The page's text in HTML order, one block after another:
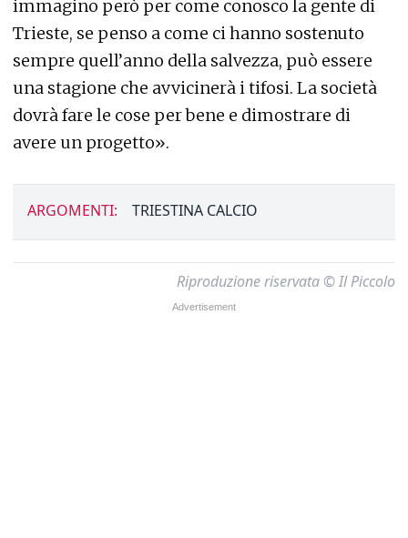
immagino però per come conosco la gente di
Trieste, se penso a come ci hanno sostenuto
sempre quell’anno della salvezza, può essere
una stagione che avvicinerà i tifosi. La società
dovrà fare le cose per bene e dimostrare di
avere un progetto».
ARGOMENTI: TRIESTINA CALCIO
Riproduzione riservata © Il Piccolo